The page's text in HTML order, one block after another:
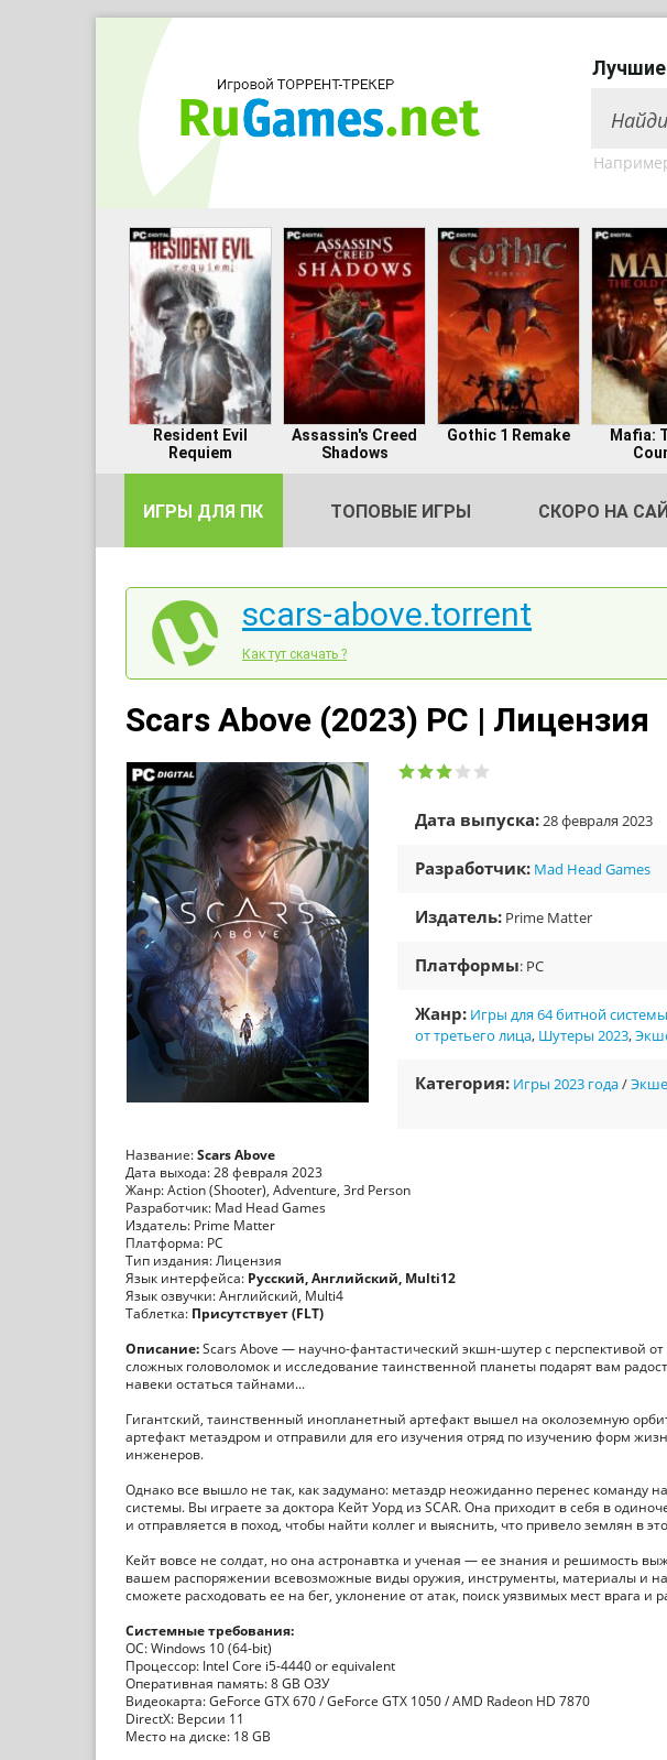
Resident Evil
Requiem
Assassin's Creed
Shadows
Gothic 1 Remake
Mafia:
ИГРЫ ДЛЯ ПК ТОПОВЫЕ ИГРЫ СКОРО НА
scars-above.torrent
Как тут скачать ?
Scars Above (2023) PC | Лицензия
Дата выпуска:28 февраля 2023
Разработчик: Mad Head Games
Издатель: Prime Matter
Платформы: PC
Жанр: Игры для 64 битной системы
от третьего лица, Шутеры 2023,
Категория: Игры 2023 года/
Название:Scars Above
Дата выхода: 28 февраля 2023
Жанр: Action (Shooter), Adventure, 3rd Person
Разработчик: Mad Head Games
Издатель: Prime Matter
Платформа: PC
Тип издания: Лицензия
Язык интерфейса: Русский, Английский, Multi12
Язык озвучки: Английский, Multi4
Таблетка: Присутствует (FLT)
Описание:Scars Above — научно-фантастический экшн-шутер с перспективой
сложных головоломок и исследование таинственной планеты подарят вам
навеки остаться тайнами...
Гигантский, таинственный инопланетный артефакт вышел на околоземную
артефакт метаэдром и отправили для его изучения отряд по изучению форм
инженеров.
Однако все вышло не так, как задумано: метаэдр неожиданно перенес команду
системы. Вы играете за доктора Кейт Уорд из SCAR. Она приходит в себя в
и отправляется в поход, чтобы найти коллег и выяснить, что привело землян в
Кейт вовсе не солдат, но она астронавтка и ученая — ее знания и решимость
вашем распоряжении всевозможные виды оружия, инструменты, материалы и
сможете расходовать ее на бег, уклонение от атак, поиск уязвимых мест врага и
Системные требования:
ОС: Windows 10 (64-bit)
Процессор: Intel Core i5-4440 or equivalent
Оперативная память: 8 GB ОЗУ
Видеокарта: GeForce GTX 670 / GeForce GTX 1050 / AMD Radeon HD 7870
DirectX: Версии 11
Место на диске: 18 GB